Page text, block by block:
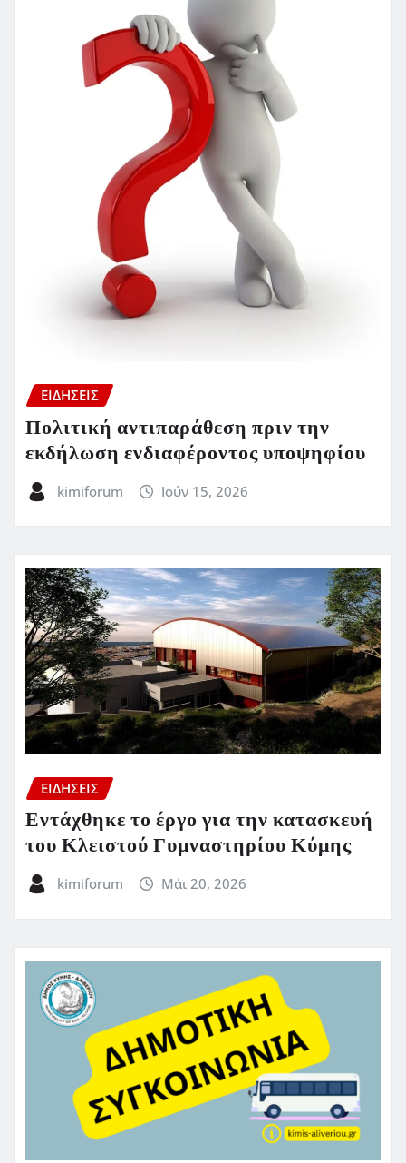
ΕΙΔΗΣΕΙΣ
Πολιτική αντιπαράθεση πριν την
εκδήλωση ενδιαφέροντος υποψηφίου
kimiforum Ιούν 15, 2026
ΕΙΔΗΣΕΙΣ
Εντάχθηκε το έργο για την κατασκευή
του Κλειστού Γυμναστηρίου Κύμης
kimiforum Μάι 20, 2026